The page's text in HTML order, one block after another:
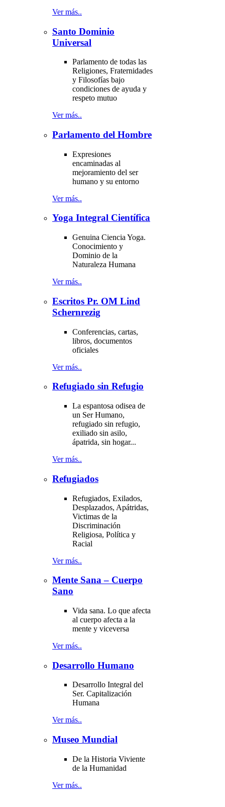
Ver más..
Santo Dominio
Universal
Parlamento de todas las
Religiones, Fraternidades
y Filosofías bajo
condiciones de ayuda y
respeto mutuo
Ver más..
Parlamento del Hombre
Expresiones
encaminadas al
mejoramiento del ser
humano y su entorno
Ver más..
Yoga Integral Científica
Genuina Ciencia Yoga.
Conocimiento y
Dominio de la
Naturaleza Humana
Ver más..
Escritos Pr. OM Lind
Schernrezig
Conferencias, cartas,
libros, documentos
oficiales
Ver más..
Refugiado sin Refugio
La espantosa odisea de
un Ser Humano,
refugiado sin refugio,
exiliado sin asilo,
ápatrida, sin hogar...
Ver más..
Refugiados
Refugiados, Exilados,
Desplazados, Apátridas,
Victimas de la
Discriminación
Religiosa, Política y
Racial
Ver más..
Mente Sana – Cuerpo
Sano
Vida sana. Lo que afecta
al cuerpo afecta a la
mente y viceversa
Ver más..
Desarrollo Humano
Desarrollo Integral del
Ser. Capitalización
Humana
Ver más..
Museo Mundial
De la Historia Viviente
de la Humanidad
Ver más..